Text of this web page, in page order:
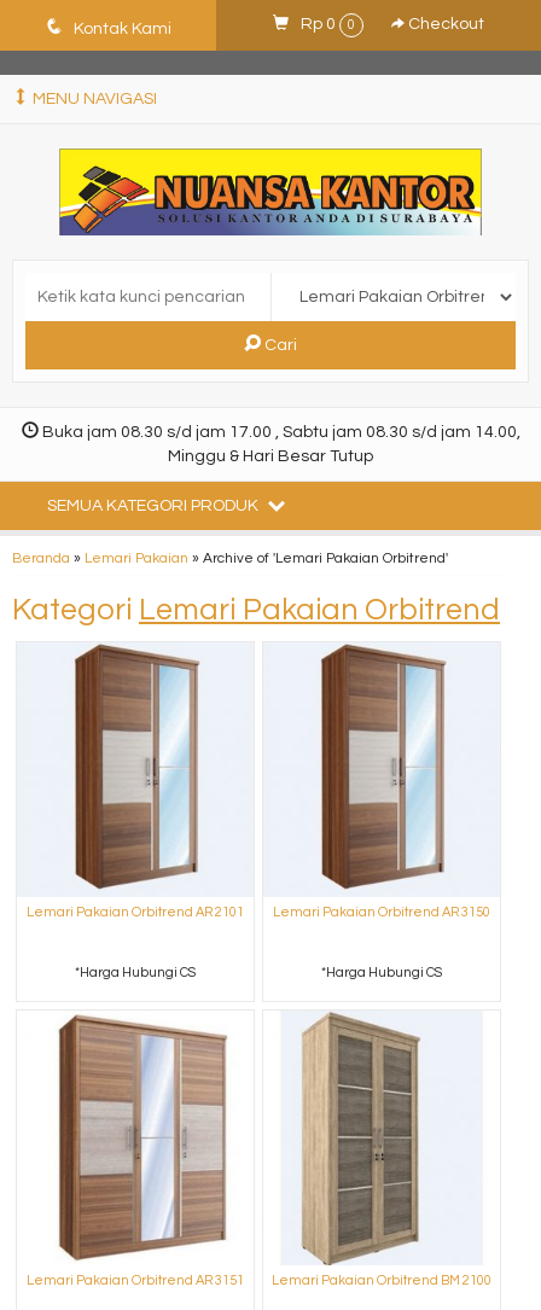
ShHJDjQkcPDuLJpz5vo9xB9ewDNF0CFUN1SBEXTVeWo
q Kontak Kami Rp 0 0 Checkout
MENU NAVIGASI
Cari
Buka jam 08.30 s/d jam 17.00 , Sabtu jam 08.30 s/d jam 14.00,
Minggu & Hari Besar Tutup
SEMUA KATEGORI PRODUK
Beranda » Lemari Pakaian » Archive of 'Lemari Pakaian Orbitrend'
Kategori Lemari Pakaian Orbitrend
Lemari Pakaian Orbitrend AR 2101
*Harga Hubungi CS
Lemari Pakaian Orbitrend AR 3150
*Harga Hubungi CS
Lemari Pakaian Orbitrend AR 3151 Lemari Pakaian Orbitrend BM 2100